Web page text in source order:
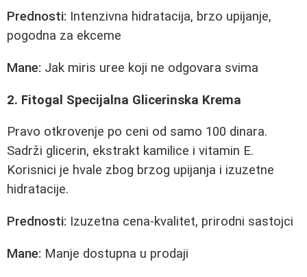
Prednosti: Intenzivna hidratacija, brzo upijanje,
pogodna za ekceme
Mane: Jak miris uree koji ne odgovara svima
2. Fitogal Specijalna Glicerinska Krema
Pravo otkrovenje po ceni od samo 100 dinara.
Sadrži glicerin, ekstrakt kamilice i vitamin E.
Korisnici je hvale zbog brzog upijanja i izuzetne
hidratacije.
Prednosti: Izuzetna cena-kvalitet, prirodni sastojci
Mane: Manje dostupna u prodaji